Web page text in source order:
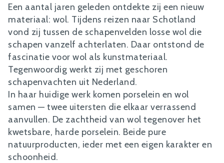
Een aantal jaren geleden ontdekte zij een nieuw
materiaal: wol. Tijdens reizen naar Schotland
vond zij tussen de schapenvelden losse wol die
schapen vanzelf achterlaten. Daar ontstond de
fascinatie voor wol als kunstmateriaal.
Tegenwoordig werkt zij met geschoren
schapenvachten uit Nederland.
In haar huidige werk komen porselein en wol
samen — twee uitersten die elkaar verrassend
aanvullen. De zachtheid van wol tegenover het
kwetsbare, harde porselein. Beide pure
natuurproducten, ieder met een eigen karakter en
schoonheid.